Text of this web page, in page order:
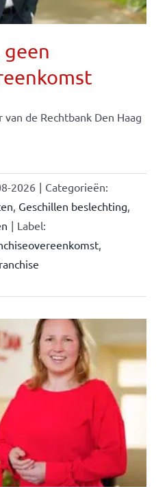
geen
de Rechtbank Den Haag
2026 | Categorieën:
Geschillen beslechting
| Label:
,